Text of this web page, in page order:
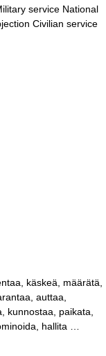
service National
Civilian service
käskeä, määrätä,
auttaa,
kunnostaa, paikata,
hallita …